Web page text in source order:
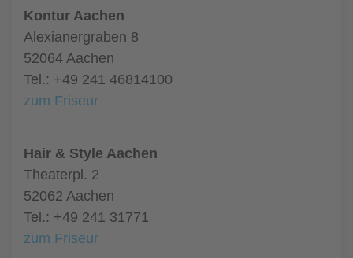
Kontur Aachen
Alexianergraben 8
52064 Aachen
Tel.: +49 241 46814100
zum Friseur
Hair & Style Aachen
Theaterpl. 2
52062 Aachen
Tel.: +49 241 31771
zum Friseur